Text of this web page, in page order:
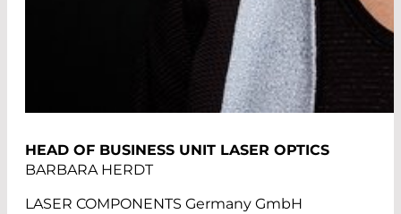
HEAD OF BUSINESS UNIT LASER OPTICS
BARBARA HERDT
LASER COMPONENTS Germany GmbH